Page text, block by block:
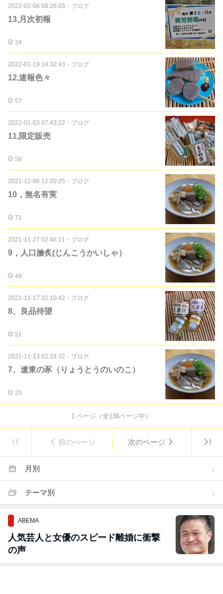
2022-02-06 08:26:03 ・ ブログ
13,月次初報
34
2022-01-19 14:32:43 ・ ブログ
12,速報色々
57
2022-01-03 07:43:22 ・ ブログ
11,限定販売
56
2021-12-06 12:20:25 ・ ブログ
10，無名有実
71
2021-11-27 02:46:11 ・ ブログ
9，人口膾炙(じんこうかいしゃ）
48
2021-11-17 02:10:42 ・ ブログ
8、良品待望
51
2021-11-13 02:24:32 ・ ブログ
7、遼東の豕（りょうとうのいのこ）
25
1 ページ（全136ページ中）
前のページ 次のページ
月別
テーマ別
ABEMA
人気芸人と女優のスピード離婚に衝撃
の声